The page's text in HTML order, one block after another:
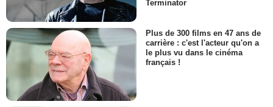
Terminator
Plus de 300 films en 47 ans de
carrière : c'est l'acteur qu'on a
le plus vu dans le cinéma
français !